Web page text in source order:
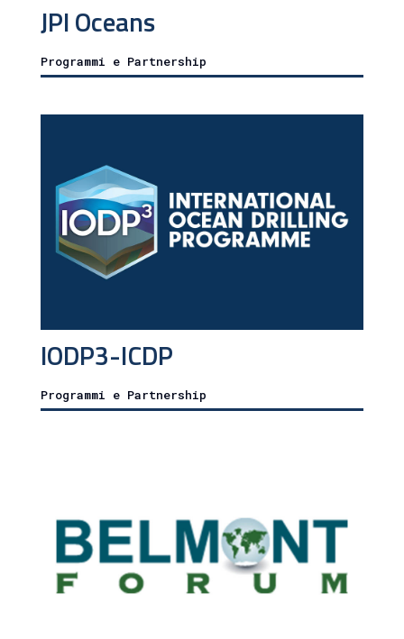
JPI Oceans
Programmi e Partnership
IODP3-ICDP
Programmi e Partnership